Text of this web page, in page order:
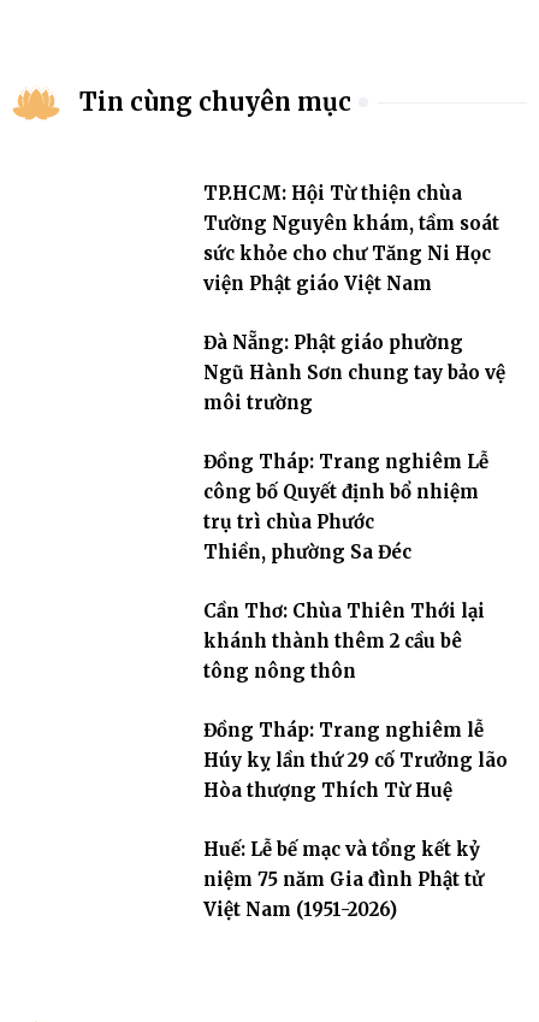
Tin cùng chuyên mục
TP.HCM: Hội Từ thiện chùa
Tường Nguyên khám, tầm soát
sức khỏe cho chư Tăng Ni Học
viện Phật giáo Việt Nam
Đà Nẵng: Phật giáo phường
Ngũ Hành Sơn chung tay bảo vệ
môi trường
Đồng Tháp: Trang nghiêm Lễ
công bố Quyết định bổ nhiệm
trụ trì chùa Phước
Thiền, phường Sa Đéc
Cần Thơ: Chùa Thiên Thới lại
khánh thành thêm 2 cầu bê
tông nông thôn
Đồng Tháp: Trang nghiêm lễ
Húy kỵ lần thứ 29 cố Trưởng lão
Hòa thượng Thích Từ Huệ
Huế: Lễ bế mạc và tổng kết kỷ
niệm 75 năm Gia đình Phật tử
Việt Nam (1951-2026)